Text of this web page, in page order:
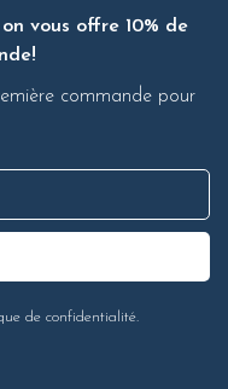
vous offre 10% de
commande pour
de confidentialité.